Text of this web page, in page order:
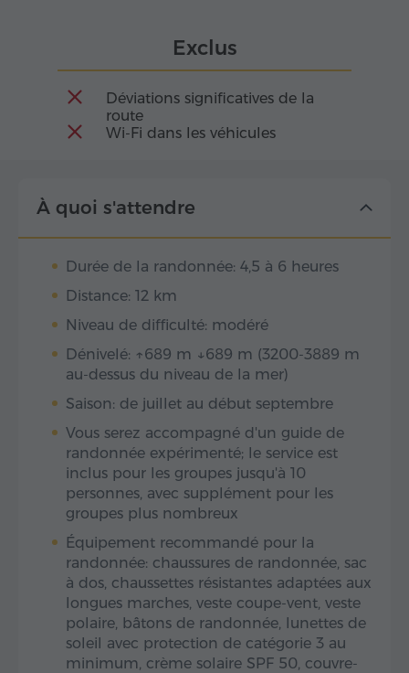
Exclus
Déviations significatives de la
route
Wi-Fi dans les véhicules
À quoi s'attendre
Durée de la randonnée: 4,5 à 6 heures
Distance: 12 km
Niveau de difficulté: modéré
Dénivelé: ↑689 m ↓689 m (3200-3889 m
au-dessus du niveau de la mer)
Saison: de juillet au début septembre
Vous serez accompagné d'un guide de
randonnée expérimenté; le service est
inclus pour les groupes jusqu'à 10
personnes, avec supplément pour les
groupes plus nombreux
Équipement recommandé pour la
randonnée: chaussures de randonnée, sac
à dos, chaussettes résistantes adaptées aux
longues marches, veste coupe-vent, veste
polaire, bâtons de randonnée, lunettes de
soleil avec protection de catégorie 3 au
minimum, crème solaire SPF 50, couvre-